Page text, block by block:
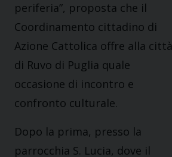
periferia”, proposta che il
Coordinamento cittadino di
Azione Cattolica offre alla città
di Ruvo di Puglia quale
occasione di incontro e
confronto culturale.
Dopo la prima, presso la
parrocchia S. Lucia, dove il